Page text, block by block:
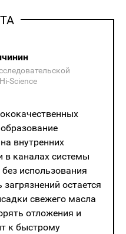
Science
внутренних
в каналах системы
использования
остается
свежего масла
отложения и
к быстрому